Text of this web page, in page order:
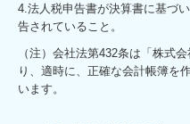
4.法人税申告書が決算書に基づ
告されていること。
（注）会社法第432条は「株式
り、適時に、正確な会計帳簿を
います。